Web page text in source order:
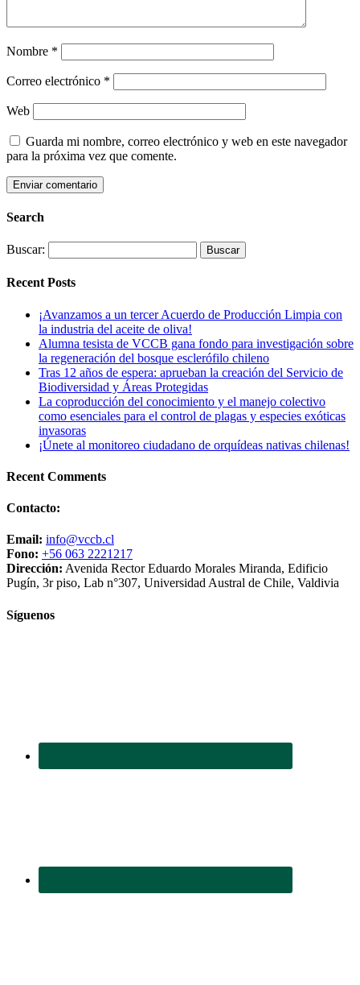
Nombre *
Correo electrónico *
Web
Guarda mi nombre, correo electrónico y web en este navegador
para la próxima vez que comente.
Search
Buscar:
Recent Posts
¡Avanzamos a un tercer Acuerdo de Producción Limpia con
la industria del aceite de oliva!
Alumna tesista de VCCB gana fondo para investigación sobre
la regeneración del bosque esclerófilo chileno
Tras 12 años de espera: aprueban la creación del Servicio de
Biodiversidad y Áreas Protegidas
La coproducción del conocimiento y el manejo colectivo
como esenciales para el control de plagas y especies exóticas
invasoras
¡Únete al monitoreo ciudadano de orquídeas nativas chilenas!
Recent Comments
Contacto:
Email: info@vccb.cl
Fono: +56 063 2221217
Dirección: Avenida Rector Eduardo Morales Miranda, Edificio
Pugín, 3r piso, Lab n°307, Universidad Austral de Chile, Valdivia
Síguenos